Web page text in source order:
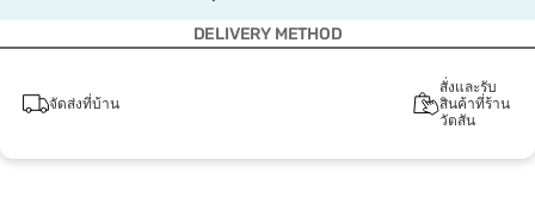
DELIVERY METHOD
จัดส่งที่บ้าน
สั่งและรับ
สินค้าที่ร้าน
วัตสัน